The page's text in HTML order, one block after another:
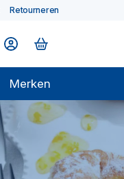
Retourneren
Merken